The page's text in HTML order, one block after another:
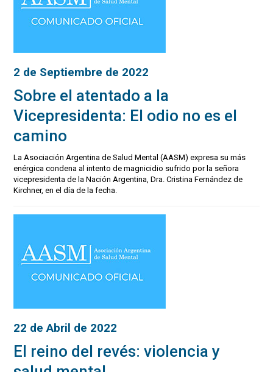
2 de Septiembre de 2022
Sobre el atentado a la
Vicepresidenta: El odio no es el
camino
La Asociación Argentina de Salud Mental (AASM) expresa su más
enérgica condena al intento de magnicidio sufrido por la señora
vicepresidenta de la Nación Argentina, Dra. Cristina Fernández de
Kirchner, en el día de la fecha.
22 de Abril de 2022
El reino del revés: violencia y